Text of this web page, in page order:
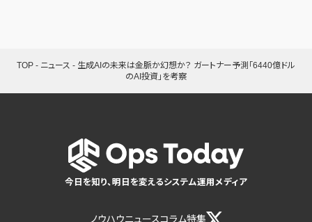
TOP - ニュース - 生成AIの未来は金脈か幻想か？ ガートナー予測「6440億ドル
のAI投資」を考察
今日を知り、明日を変えるシステム運用メディア
ノウハウニュースコラム特集